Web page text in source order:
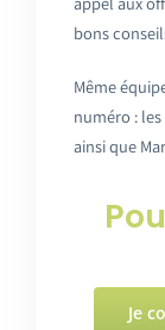
bons
Même
numéro : les
ainsi que
Je